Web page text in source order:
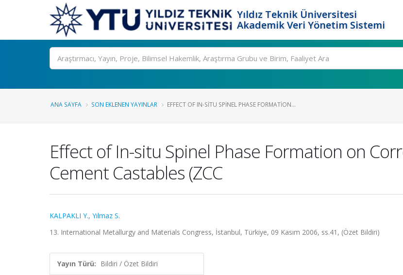
Yıldız Teknik Üniversitesi
Akademik Veri Yönetim Sistemi
Ara
ANA SAYFA SON EKLENEN YAYINLAR EFFECT OF IN-SITU SPINEL PHASE FORMATION...
Effect of In-situ Spinel Phase Formation on
Cement Castables (ZCC
KALPAKLI Y., Yılmaz S.
13. International Metallurgy and Materials Congress, İstanbul, Türkiye, 09 Kasım 2006, ss.41, (Özet Bildiri)
Yayın Türü: Bildiri / Özet Bildiri